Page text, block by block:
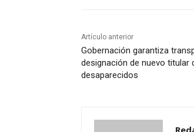
Artículo anterior
Gobernación garantiza
designación de nuevo titular
desaparecidos